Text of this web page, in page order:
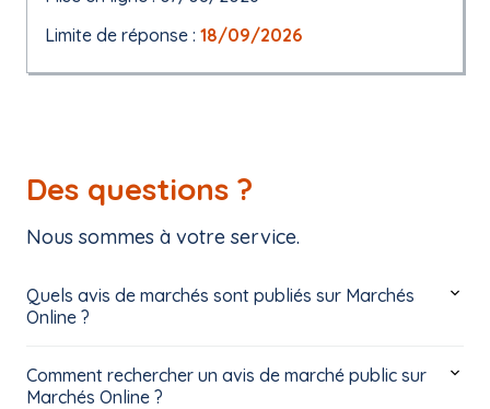
Limite de réponse : 18/09/2026
Des questions ?
Nous sommes à votre service.
Quels avis de marchés sont publiés sur Marchés
Online ?
Comment rechercher un avis de marché public sur
Marchés Online ?